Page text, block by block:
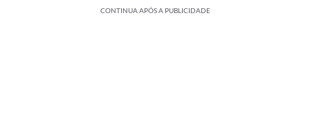
CONTINUA APÓS A PUBLICIDADE